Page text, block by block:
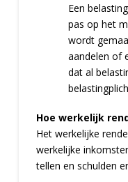
Een
pas op het
wordt
aandelen of
dat al
Hoe werkelijk
Het werkelijke
werkelijke
tellen en schulden